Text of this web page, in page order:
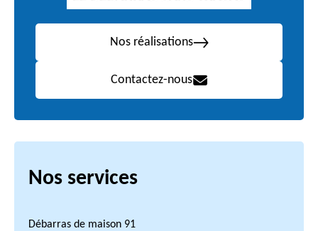
Nos réalisations
Contactez-nous
Nos services
Débarras de maison 91